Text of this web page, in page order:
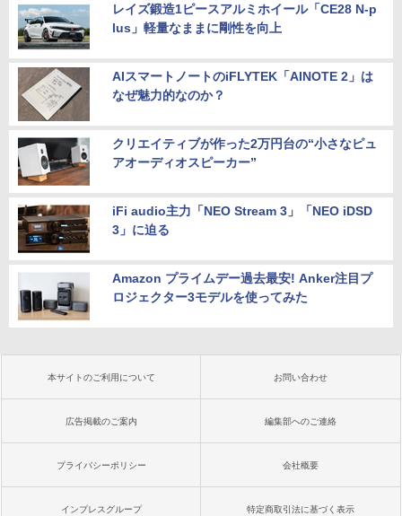
レイズ鍛造1ピースアルミホイール「CE28 N-p
lus」軽量なままに剛性を向上
AIスマートノートのiFLYTEK「AINOTE 2」は
なぜ魅力的なのか？
クリエイティブが作った2万円台の“小さなピュ
アオーディオスピーカー”
iFi audio主力「NEO Stream 3」「NEO iDSD
3」に迫る
Amazon プライムデー過去最安! Anker注目プ
ロジェクター3モデルを使ってみた
本サイトのご利用について お問い合わせ
広告掲載のご案内 編集部へのご連絡
プライバシーポリシー 会社概要
インプレスグループ 特定商取引法に基づく表示